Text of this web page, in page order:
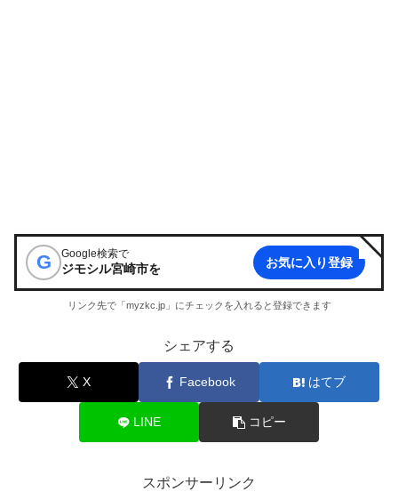
G Google検索で
ジモシル宮崎市を お気に入り登録
リンク先で「myzkc.jp」にチェックを入れると登録できます
シェアする
X Facebook はてブ
LINE コピー
スポンサーリンク